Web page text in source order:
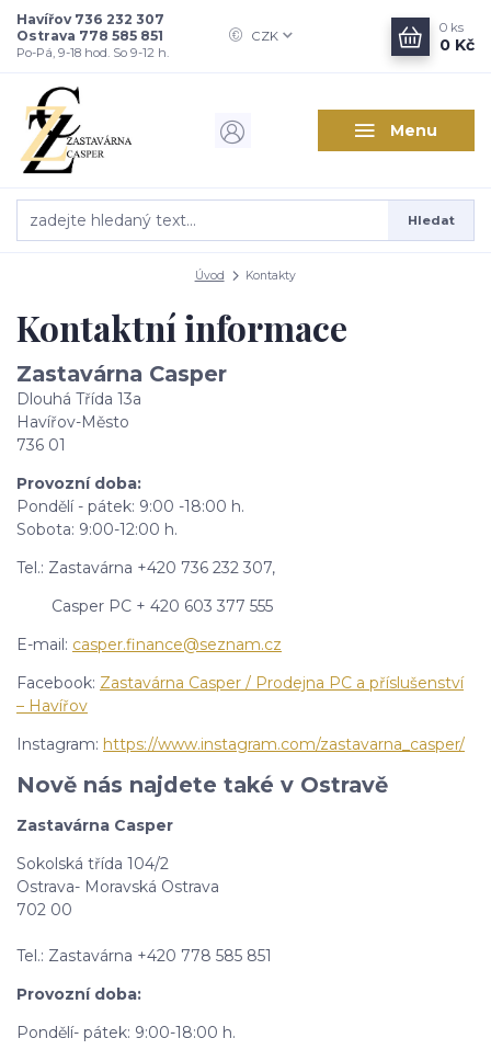
Menu
CZK
Hledat
Havířov 736 232 307
Ostrava 778 585 851
Po-Pá, 9-18 hod. So 9-12 h.
0 ks
0 Kč
Úvod Kontakty
Kontaktní informace
Zastavárna Casper
Dlouhá Třída 13a
Havířov-Město
736 01
Provozní doba:
Pondělí - pátek: 9:00 -18:00 h.
Sobota: 9:00-12:00 h.
Tel.: Zastavárna +420 736 232 307,
Casper PC + 420 603 377 555
E-mail: casper.finance@seznam.cz
Facebook: Zastavárna Casper / Prodejna PC a příslušenství
– Havířov
Instagram: https://www.instagram.com/zastavarna_casper/
Nově nás najdete také v Ostravě
Zastavárna Casper
Sokolská třída 104/2
Ostrava- Moravská Ostrava
702 00
Tel.: Zastavárna +420 778 585 851
Provozní doba:
Pondělí- pátek: 9:00-18:00 h.